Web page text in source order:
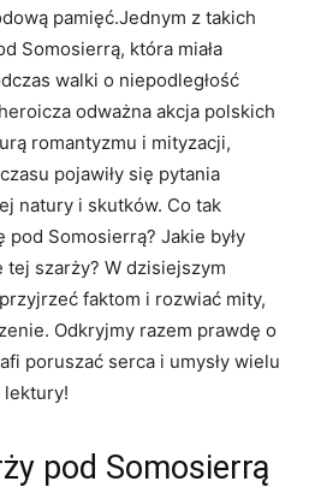
pamięć.Jednym z‍ takich
Somosierrą, ⁢która miała⁣
walki o niepodległość
odważna akcja polskich
romantyzmu i mityzacji,
pojawiły się pytania
natury i​ skutków. Co tak
pod Somosierrą? Jakie były
‌szarży? W dzisiejszym
faktom i rozwiać mity,
Odkryjmy razem prawdę o
poruszać ⁢serca i umysły ​wielu
lektury!
pod⁤ Somosierrą